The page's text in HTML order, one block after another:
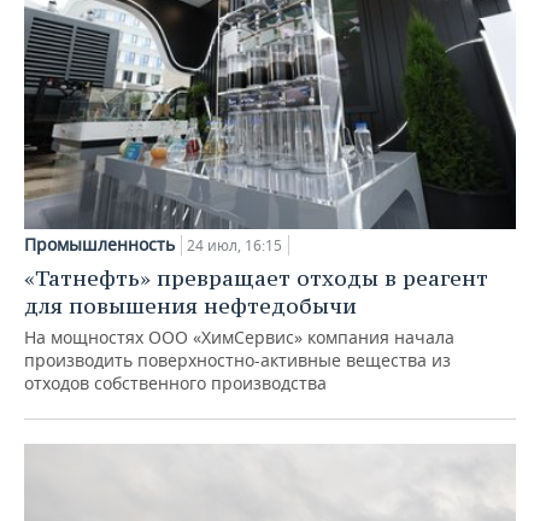
Промышленность 24 июл, 16:15
«Татнефть» превращает отходы в реагент
для повышения нефтедобычи
На мощностях ООО «ХимСервис» компания начала
производить поверхностно-активные вещества из
отходов собственного производства